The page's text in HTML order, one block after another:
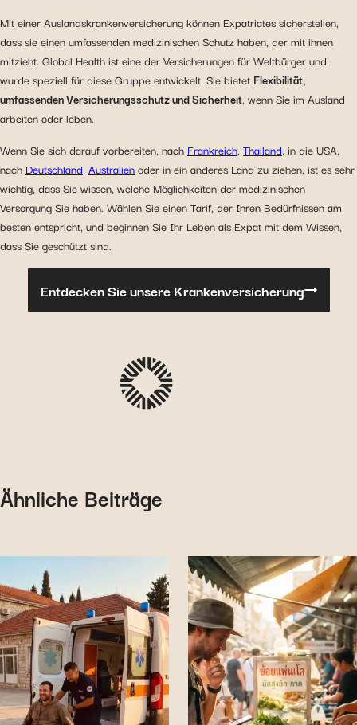
Mit einer Auslandskrankenversicherung können Expatriates sicherstellen,
dass sie einen umfassenden medizinischen Schutz haben, der mit ihnen
mitzieht. Global Health ist eine der Versicherungen für Weltbürger und
wurde speziell für diese Gruppe entwickelt. Sie bietet Flexibilität,
umfassenden Versicherungsschutz und Sicherheit, wenn Sie im Ausland
arbeiten oder leben.
Wenn Sie sich darauf vorbereiten, nach Frankreich,Thailand, in die USA,
nach Deutschland,Australienoder in ein anderes Land zu ziehen, ist es sehr
wichtig, dass Sie wissen, welche Möglichkeiten der medizinischen
Versorgung Sie haben. Wählen Sie einen Tarif, der Ihren Bedürfnissen am
besten entspricht, und beginnen Sie Ihr Leben als Expat mit dem Wissen,
dass Sie geschützt sind.
Entdecken Sie unsere Krankenversicherung
Ähnliche Beiträge